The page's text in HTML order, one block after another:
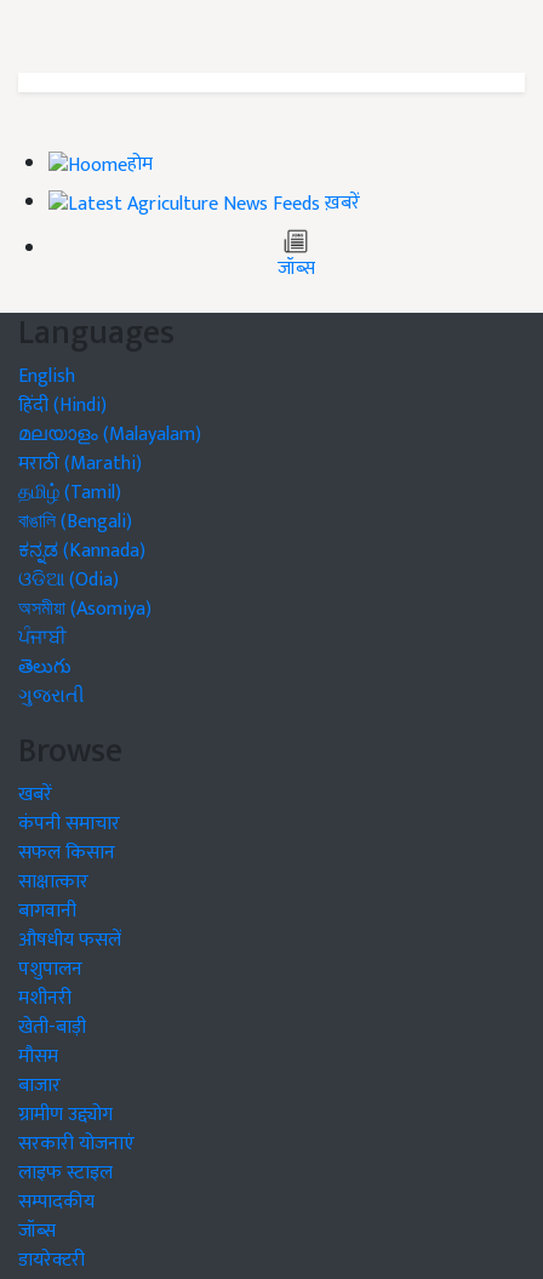
होम
ख़बरें
जॉब्स
Languages
English
हिंदी (Hindi)
മലയാളം (Malayalam)
मराठी (Marathi)
தமிழ் (Tamil)
বাঙালি (Bengali)
ಕನ್ನಡ (Kannada)
ଓଡିଆ (Odia)
অসমীয়া (Asomiya)
ਪੰਜਾਬੀ
తెలుగు
ગુજરાતી
Browse
खबरें
कंपनी समाचार
सफल किसान
साक्षात्कार
बागवानी
औषधीय फसलें
पशुपालन
मशीनरी
खेती-बाड़ी
मौसम
बाजार
ग्रामीण उद्द्योग
सरकारी योजनाएं
लाइफ स्टाइल
सम्पादकीय
जॉब्स
डायरेक्टरी